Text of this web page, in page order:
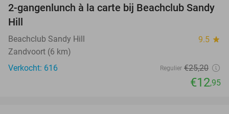
49%
2-gangenlunch à la carte bij Beachclub Sandy
Hill
Beachclub Sandy Hill 9.5 star
Zandvoort (6 km)
Verkocht: 616
Regulier €25,20
€12,95